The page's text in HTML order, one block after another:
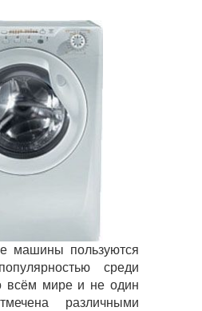
машины пользуются
среди
всём мире и не один
различными